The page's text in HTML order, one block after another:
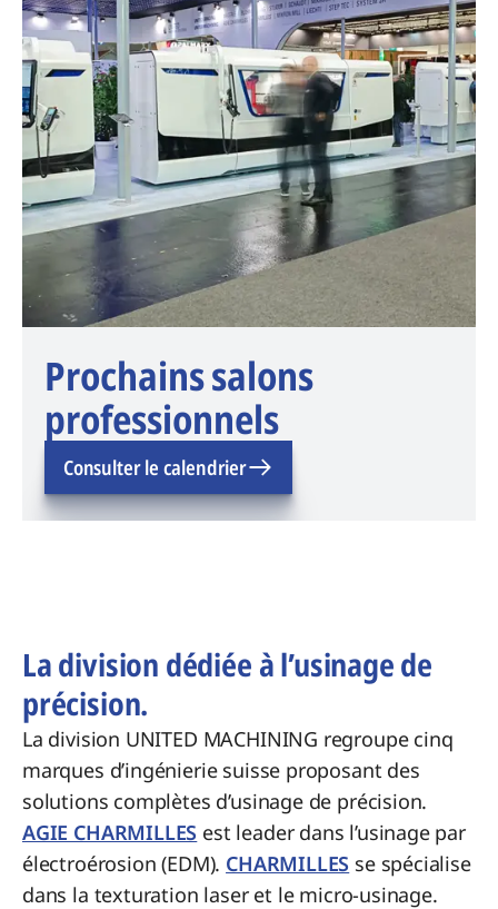
Prochains salons
professionnels
Consulter le calendrier
La division dédiée à l’usinage de
précision.
La division UNITED MACHINING regroupe cinq
marques d’ingénierie suisse proposant des
solutions complètes d’usinage de précision.
AGIE CHARMILLES est leader dans l’usinage par
électroérosion (EDM). CHARMILLES se spécialise
dans la texturation laser et le micro-usinage.